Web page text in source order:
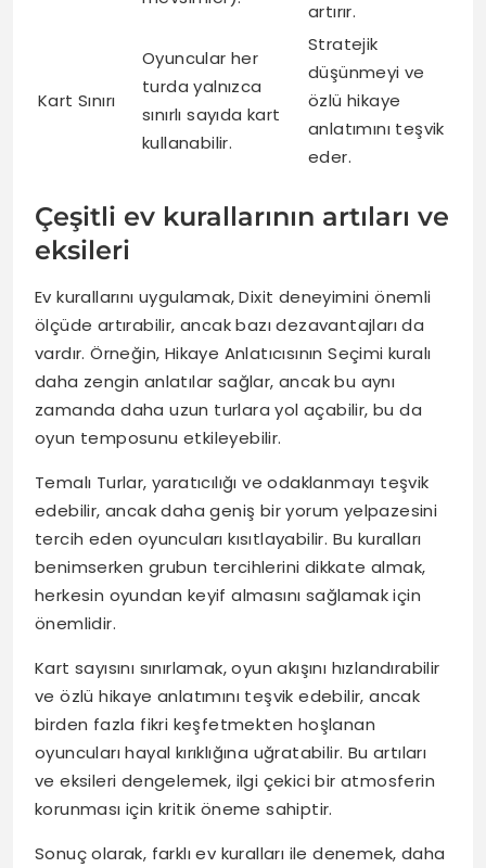
artırır.
Kart Sınırı
Oyuncular her
turda yalnızca
sınırlı sayıda kart
kullanabilir.
Stratejik
düşünmeyi ve
özlü hikaye
anlatımını teşvik
eder.
Çeşitli ev kurallarının artıları ve
eksileri
Ev kurallarını uygulamak, Dixit deneyimini önemli
ölçüde artırabilir, ancak bazı dezavantajları da
vardır. Örneğin, Hikaye Anlatıcısının Seçimi kuralı
daha zengin anlatılar sağlar, ancak bu aynı
zamanda daha uzun turlara yol açabilir, bu da
oyun temposunu etkileyebilir.
Temalı Turlar, yaratıcılığı ve odaklanmayı teşvik
edebilir, ancak daha geniş bir yorum yelpazesini
tercih eden oyuncuları kısıtlayabilir. Bu kuralları
benimserken grubun tercihlerini dikkate almak,
herkesin oyundan keyif almasını sağlamak için
önemlidir.
Kart sayısını sınırlamak, oyun akışını hızlandırabilir
ve özlü hikaye anlatımını teşvik edebilir, ancak
birden fazla fikri keşfetmekten hoşlanan
oyuncuları hayal kırıklığına uğratabilir. Bu artıları
ve eksileri dengelemek, ilgi çekici bir atmosferin
korunması için kritik öneme sahiptir.
Sonuç olarak, farklı ev kuralları ile denemek, daha